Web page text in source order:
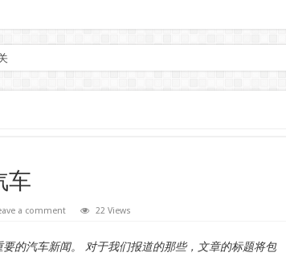
车
a comment 22 Views
的汽车新闻。 对于我们报道的那些，文章的标题将包